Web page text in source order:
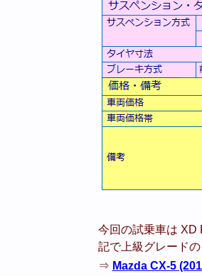
今回の試乗車は XD
記で上級グレード
⇒ Mazda CX-5